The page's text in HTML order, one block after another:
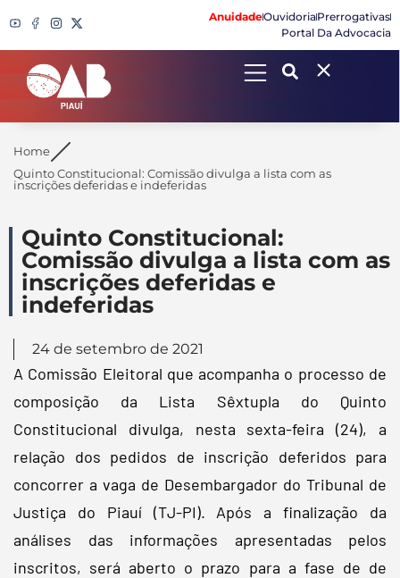
AnuidadeOuvidoriaPrerrogativas
Portal Da Advocacia
Search
Home
Quinto Constitucional: Comissão divulga a lista com as
inscrições deferidas e indeferidas
Quinto Constitucional:
Comissão divulga a lista com as
inscrições deferidas e
indeferidas
24 de setembro de 2021
A Comissão Eleitoral que acompanha o processo de
composição da Lista Sêxtupla do Quinto
Constitucional divulga, nesta sexta-feira (24), a
relação dos pedidos de inscrição deferidos para
concorrer a vaga de Desembargador do Tribunal de
Justiça do Piauí (TJ-PI). Após a finalização da
análises das informações apresentadas pelos
inscritos, será aberto o prazo para a fase de de